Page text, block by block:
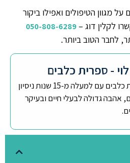
מגוון הטיפולים ואפילו ביקור
לקלין דוג –050-808-6289
לחבר הטוב ביותר.
- ספרית כלבים
ספרית כלבים עם למעלה מ-15 שנות ניסיון
אהבה גדולה לבעלי חיים ובעיקר